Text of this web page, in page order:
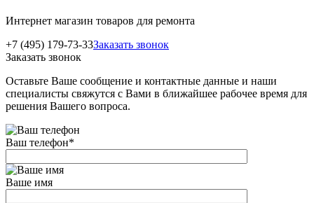
Интернет магазин товаров для ремонта
+7 (495) 179-73-33Заказать звонок
Заказать звонок
Оставьте Ваше сообщение и контактные данные и наши
специалисты свяжутся с Вами в ближайшее рабочее время для
решения Вашего вопроса.
Ваш телефон*
Ваше имя